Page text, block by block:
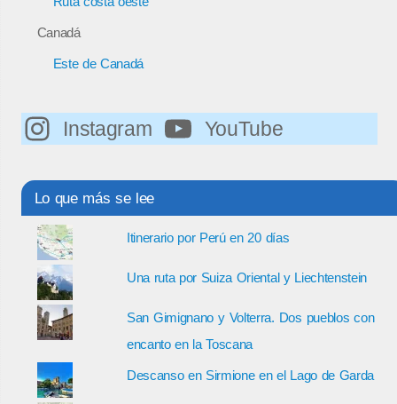
Canadá
Este de Canadá
Instagram YouTube
Lo que más se lee
Itinerario por Perú en 20 días
Una ruta por Suiza Oriental y Liechtenstein
San Gimignano y Volterra. Dos pueblos con
encanto en la Toscana
Descanso en Sirmione en el Lago de Garda